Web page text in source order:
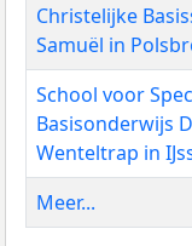
Christelijke
Samuël in
School voor
Basisonderwijs
Wenteltrap in
Meer...